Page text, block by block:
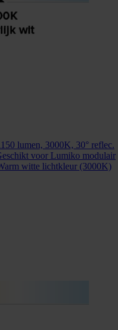
lumen, 3000K, 30° reflec.
voor Lumiko modulair
witte lichtkleur (3000K)